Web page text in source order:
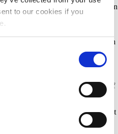
to our cookies if you
ansvar over for landsforeningen. Den
ej heller afdelingens
formue.
udvalg, hvis medlemmer kan
til udførelse af særlige
fra formanden og skal
beslutningsdygtig, når halvdelen af
træffes ved almindelig
fravær medfører stemmelighed, at
selv sin forretningsorden –